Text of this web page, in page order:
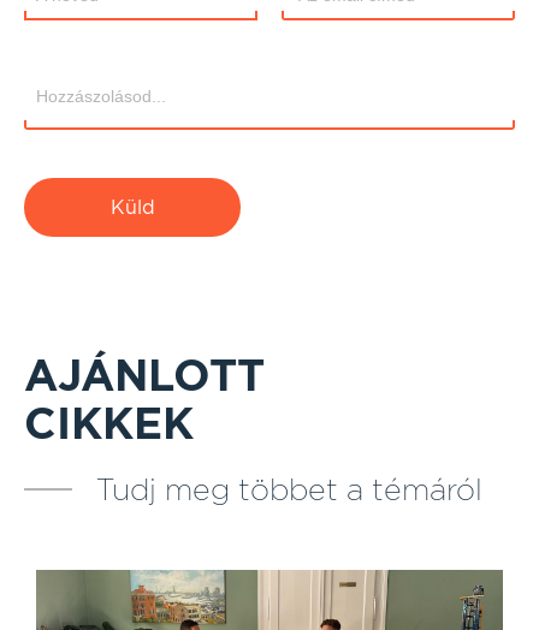
Küld
AJÁNLOTT
CIKKEK
Tudj meg többet a témáról